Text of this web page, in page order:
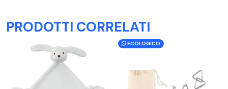
PRODOTTI CORRELATI
ECOLOGICO